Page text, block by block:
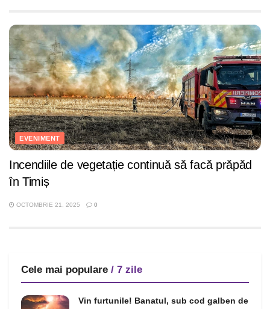
EVENIMENT
Incendiile de vegetație continuă să facă prăpăd
în Timiș
OCTOMBRIE 21, 2025 0
Cele mai populare / 7 zile
Vin furtunile! Banatul, sub cod galben de